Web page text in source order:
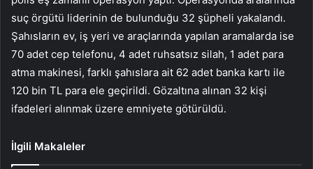
suç örgütü liderinin de bulunduğu 32 şüpheli yakalandı.
Şahısların ev, iş yeri ve araçlarında yapılan aramalarda ise
70 adet cep telefonu, 4 adet ruhsatsız silah, 1 adet para
atma makinesi, farklı şahıslara ait 62 adet banka kartı ile
120 bin TL para ele geçirildi. Gözaltına alınan 32 kişi
ifadeleri alınmak üzere emniyete götürüldü.
İlgili Makaleler